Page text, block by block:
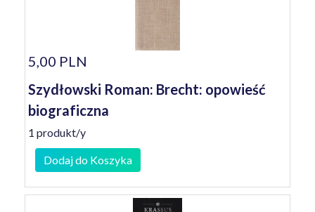
5,00 PLN
Szydłowski Roman: Brecht: opowieść
biograficzna
1 produkt/y
Dodaj do Koszyka